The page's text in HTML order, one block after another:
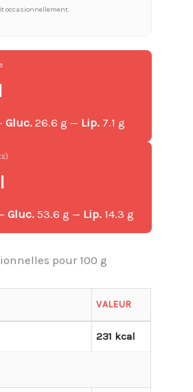
occasionnellement.
Gluc. 26.6 g — Lip. 7.1 g
Gluc. 53.6 g — Lip. 14.3 g
pour 100 g
VALEUR
231 kcal